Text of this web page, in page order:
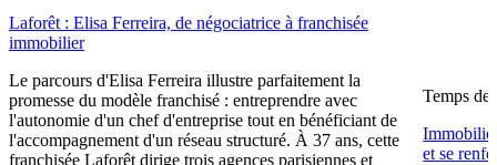
Laforêt : Elisa Ferreira, de négociatrice à franchisée
immobilier
Le parcours d'Elisa Ferreira illustre parfaitement la
promesse du modèle franchisé : entreprendre avec
l'autonomie d'un chef d'entreprise tout en bénéficiant de
l'accompagnement d'un réseau structuré. À 37 ans, cette
franchisée Laforêt dirige trois agences parisiennes et
Temps de
et se